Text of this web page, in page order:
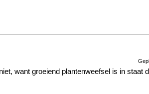
want groeiend plantenweefsel is in staat